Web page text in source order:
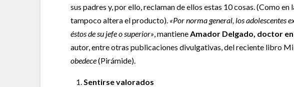
sus padres y, por ello, reclaman de ellos estas 10 cosas. (Como
tampoco altera el producto). «Por norma general, los adolescentes
éstos de su jefe o superior», mantieneAmador Delgado, doctor
autor, entre otras publicaciones divulgativas, del reciente libro
obedece(Pirámide).
Sentirse valorados